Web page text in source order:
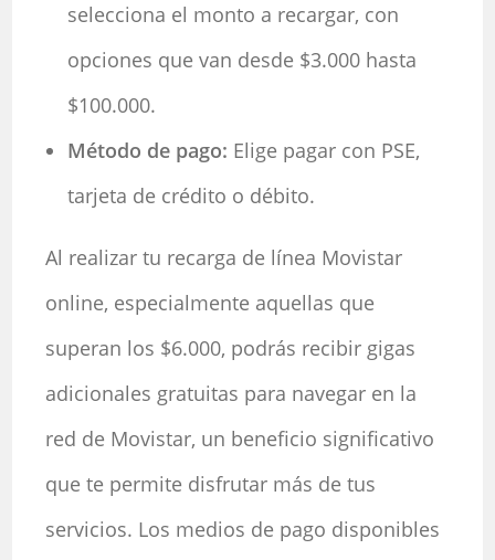
selecciona el monto a recargar, con
opciones que van desde $3.000 hasta
$100.000.
Método de pago: Elige pagar con PSE,
tarjeta de crédito o débito.
Al realizar tu recarga de línea Movistar
online, especialmente aquellas que
superan los $6.000, podrás recibir gigas
adicionales gratuitas para navegar en la
red de Movistar, un beneficio significativo
que te permite disfrutar más de tus
servicios. Los medios de pago disponibles